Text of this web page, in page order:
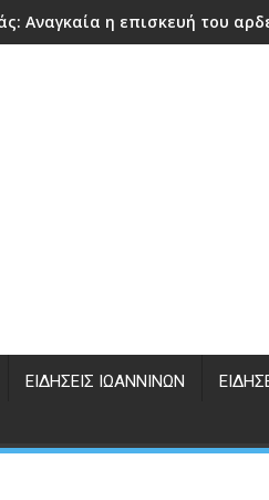
Αναγκαία η επισκευή του
ΕΙΔΉΣΕΙΣ ΙΩΑΝΝΊΝΩΝ